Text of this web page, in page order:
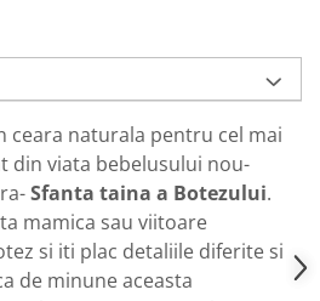
ceara naturala pentru cel mai
din viata bebelusului nou-
Sfanta taina a Botezului.
mamica sau viitoare
si iti plac detaliile diferite si
de minune aceasta